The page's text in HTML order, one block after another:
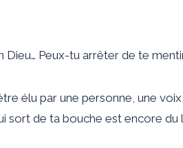
Dieu… Peux-tu arrêter de te
élu par une personne, une
sort de ta bouche est encore du